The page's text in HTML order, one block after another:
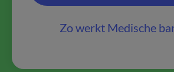
Zo werkt Medische